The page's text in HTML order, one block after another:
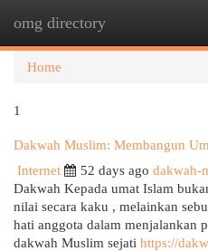
omg directory
Home
1
Dakwah Muslim: Membangun
Internet
52 days ago dakwah-
Dakwah Kepada umat Islam
nilai secara kaku , melainkan
hati anggota dalam menjalankan
dakwah Muslim sejati https://